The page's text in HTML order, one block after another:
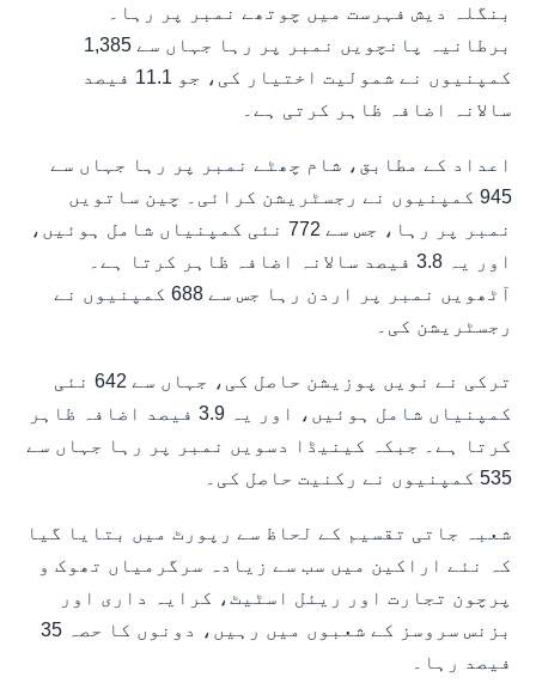
بنگلہ دیش فہرست میں چوتھے نمبر پر رہا۔
برطانیہ پانچویں نمبر پر رہا جہاں سے 1,385
کمپنیوں نے شمولیت اختیار کی، جو 11.1 فیصد
سالانہ اضافہ ظاہر کرتی ہے۔
اعداد کے مطابق، شام چھٹے نمبر پر رہا جہاں سے
945 کمپنیوں نے رجسٹریشن کرائی۔ چین ساتویں
نمبر پر رہا، جس سے 772 نئی کمپنیاں شامل ہوئیں،
اور یہ 3.8 فیصد سالانہ اضافہ ظاہر کرتا ہے۔
آٹھویں نمبر پر اردن رہا جس سے 688 کمپنیوں نے
رجسٹریشن کی۔
ترکی نے نویں پوزیشن حاصل کی، جہاں سے 642 نئی
کمپنیاں شامل ہوئیں، اور یہ 3.9 فیصد اضافہ ظاہر
کرتا ہے۔ جبکہ کینیڈا دسویں نمبر پر رہا جہاں سے
535 کمپنیوں نے رکنیت حاصل کی۔
شعبہ جاتی تقسیم کے لحاظ سے رپورٹ میں بتایا گیا
کہ نئے اراکین میں سب سے زیادہ سرگرمیاں تھوک و
پرچون تجارت اور ریئل اسٹیٹ، کرایہ داری اور
بزنس سروسز کے شعبوں میں رہیں، دونوں کا حصہ 35
فیصد رہا۔